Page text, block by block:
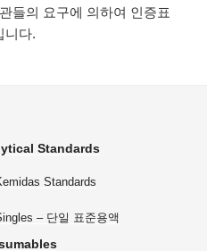
들의 요구에 의하여 인증표
니다.
Standards
Standards
– 단일 표준용액